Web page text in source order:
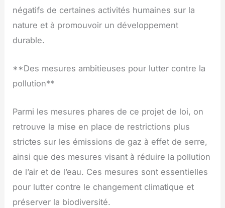
négatifs de certaines activités humaines sur la
nature et à promouvoir un développement
durable.
**Des mesures ambitieuses pour lutter contre la
pollution**
Parmi les mesures phares de ce projet de loi, on
retrouve la mise en place de restrictions plus
strictes sur les émissions de gaz à effet de serre,
ainsi que des mesures visant à réduire la pollution
de l’air et de l’eau. Ces mesures sont essentielles
pour lutter contre le changement climatique et
préserver la biodiversité.